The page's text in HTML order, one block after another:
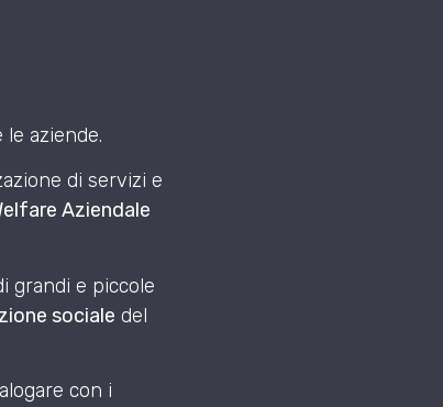
aziende.
di servizi e
Aziendale
grandi e piccole
sociale del
con i